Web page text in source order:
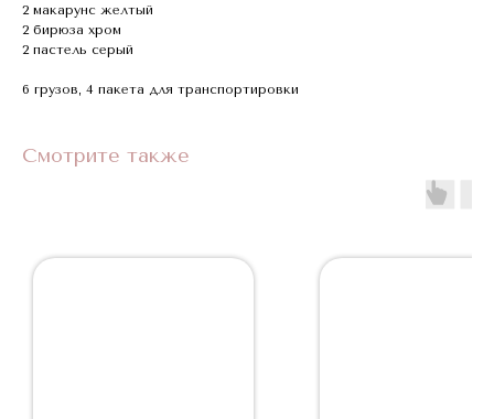
2 макарунс желтый
2 бирюза хром
2 пастель серый
6 грузов, 4 пакета для транспортировки
Смотрите также